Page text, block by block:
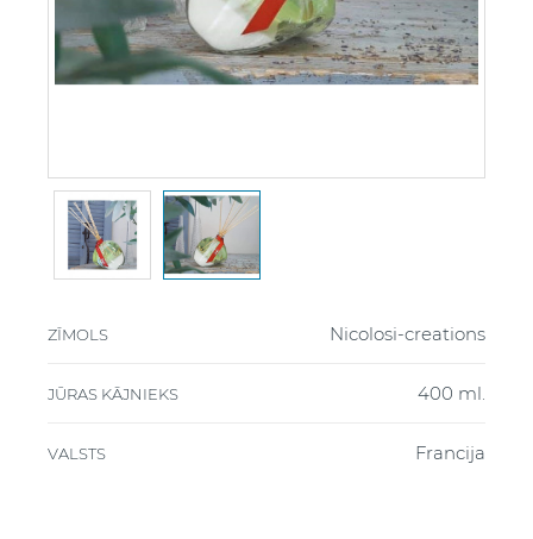
ZĪMOLS Nicolosi-creations
JŪRAS KĀJNIEKS 400 ml.
VALSTS Francija